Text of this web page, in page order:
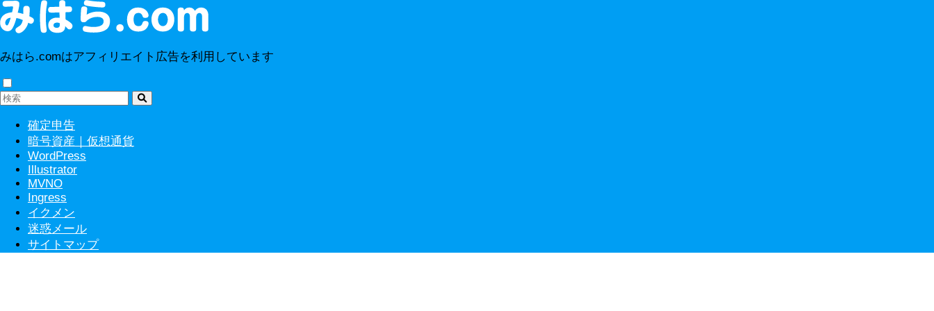
みはら.comはアフィリエイト広告を利用しています
確定申告
暗号資産｜仮想通貨
WordPress
Illustrator
MVNO
Ingress
イクメン
迷惑メール
サイトマップ